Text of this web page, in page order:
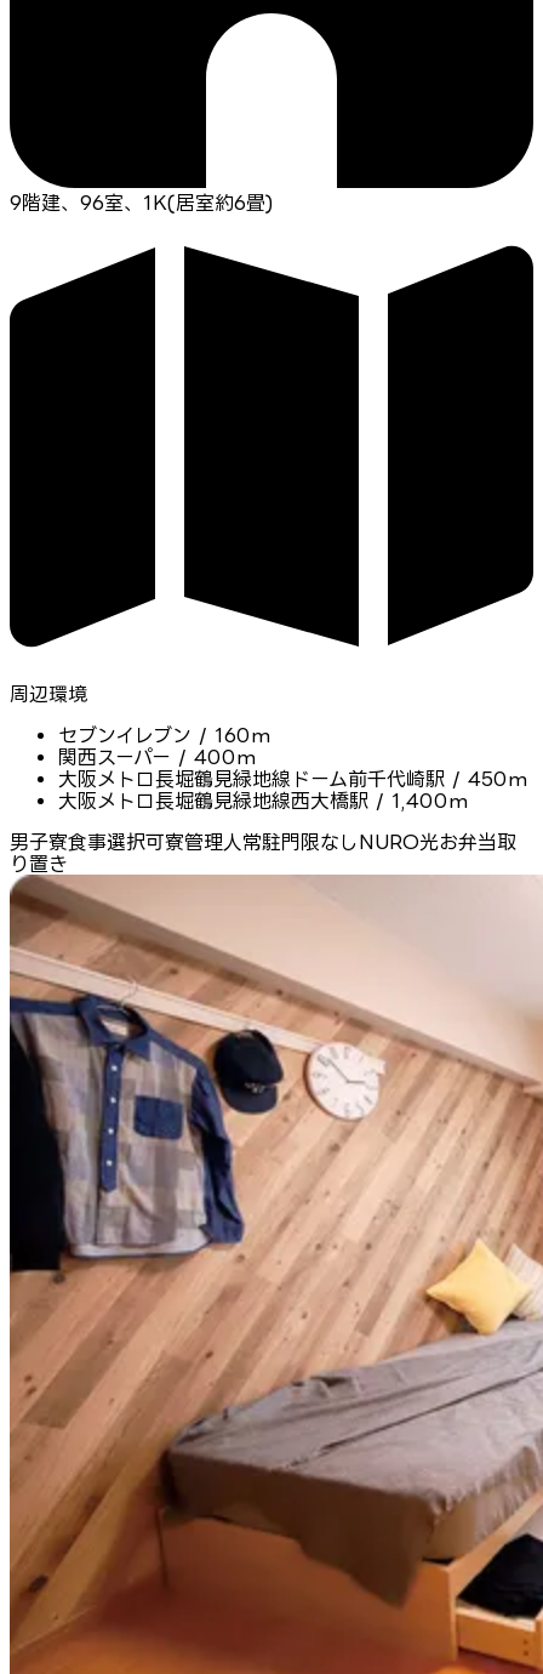
9階建、96室、1K(居室約6畳)
周辺環境
セブンイレブン / 160m
関西スーパー / 400m
大阪メトロ長堀鶴見緑地線ドーム前千代崎駅 / 450m
大阪メトロ長堀鶴見緑地線西大橋駅 / 1,400m
男子寮食事選択可寮管理人常駐門限なし NURO光お弁当取
り置き